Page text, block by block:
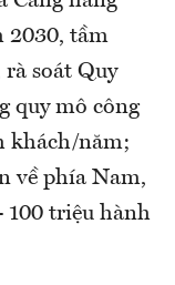
2030, tầm
soát Quy
quy mô công
khách/năm;
về phía Nam,
100 triệu hành